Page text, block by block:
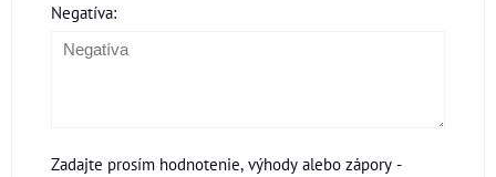
Negatíva:
Zadajte prosím hodnotenie, výhody alebo zápory -